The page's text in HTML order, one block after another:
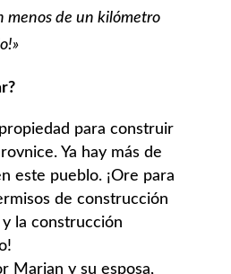
menos de un kilómetro
para construir
Ya hay más de
este pueblo. ¡Ore para
de construcción
la construcción
Marian y su esposa,